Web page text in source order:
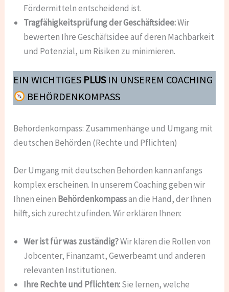
Fördermitteln entscheidend ist.
Tragfähigkeitsprüfung der Geschäftsidee:Wir
bewerten Ihre Geschäftsidee auf deren Machbarkeit
und Potenzial, um Risiken zu minimieren.
EIN WICHTIGES PLUSIN UNSEREM COACHING
BEHÖRDENKOMPASS
Behördenkompass: Zusammenhänge und Umgang mit
deutschen Behörden (Rechte und Pflichten)
Der Umgang mit deutschen Behörden kann anfangs
komplex erscheinen. In unserem Coaching geben wir
Ihnen einen Behördenkompassan die Hand, der Ihnen
hilft, sich zurechtzufinden. Wir erklären Ihnen:
Wer ist für was zuständig?Wir klären die Rollen von
Jobcenter, Finanzamt, Gewerbeamt und anderen
relevanten Institutionen.
Ihre Rechte und Pflichten:Sie lernen, welche